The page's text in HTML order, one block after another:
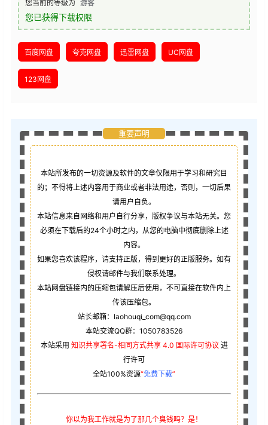
您当前的等级为 游客
您已获得下载权限
百度网盘 夸克网盘 迅雷网盘 UC网盘
123网盘
重要声明
本站所发布的一切资源及软件的文章仅限用于学习和研究目
的；不得将上述内容用于商业或者非法用途，否则，一切后果
请用户自负。
本站信息来自网络和用户自行分享，版权争议与本站无关。您
必须在下载后的24个小时之内，从您的电脑中彻底删除上述
内容。
如果您喜欢该程序，请支持正版，得到更好的正版服务。如有
侵权请邮件与我们联系处理。
本站网盘链接内的压缩包请解压后使用，不可直接在软件内上
传该压缩包。
站长邮箱：laohouqi_com@qq.com
本站交流QQ群：1050783526
本站采用 知识共享署名-相同方式共享 4.0 国际许可协议 进
行许可
全站100%资源“免费下载”
你以为我工作就是为了那几个臭钱吗？是！